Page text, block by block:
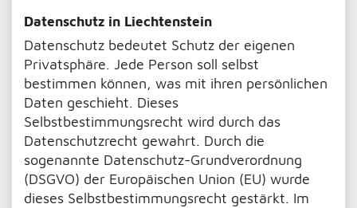
Datenschutz in Liechtenstein
Datenschutz bedeutet Schutz der eigenen
Privatsphäre. Jede Person soll selbst
bestimmen können, was mit ihren persönlichen
Daten geschieht. Dieses
Selbstbestimmungsrecht wird durch das
Datenschutzrecht gewahrt. Durch die
sogenannte Datenschutz-Grundverordnung
(DSGVO) der Europäischen Union (EU) wurde
dieses Selbstbestimmungsrecht gestärkt. Im